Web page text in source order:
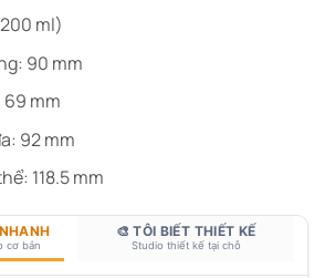
ml)
90 mm
mm
92 mm
118.5 mm
cơ bản
🎨 TÔI BIẾT THIẾT KẾ
Studio thiết kế tại chỗ